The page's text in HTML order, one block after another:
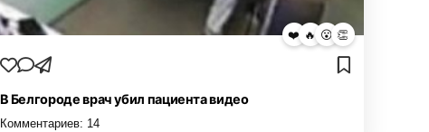
❤️ 🔥 😮 👏
В Белгороде врач убил пациента видео
Комментариев: 14